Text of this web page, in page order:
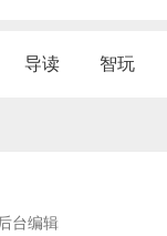
导读 智玩
台编辑